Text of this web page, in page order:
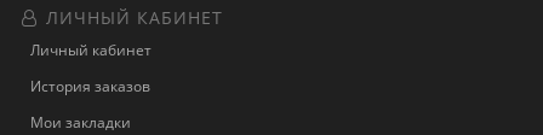
ЛИЧНЫЙ КАБИНЕТ
Личный кабинет
История заказов
Мои закладки